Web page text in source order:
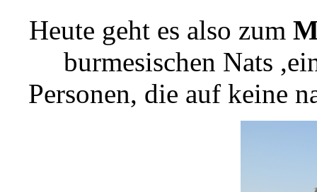
Heute geht es also zum
burmesischen Nats
Personen, die auf keine